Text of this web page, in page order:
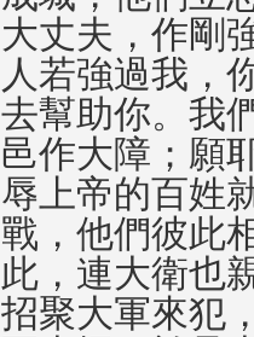
大丈夫，作剛
人若強過我，
去幫助你。我
邑作大障；願
辱上帝的百姓
戰，他們彼此
此，連大衛也
招聚大軍來犯